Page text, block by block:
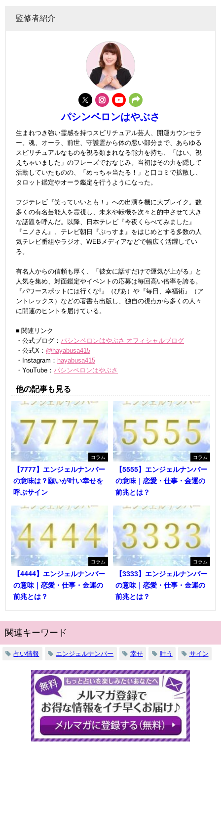
監修者紹介
パシンペロンはやぶさ
生まれつき強い霊感を持つスピリチュアル芸人、開運カウンセラ
ー。魂、オーラ、前世、守護霊から体の悪い部分まで、あらゆる
スピリチュアルなものを視る類まれなる能力を持ち、「はい、視
えちゃいました」のフレーズでおなじみ。当初はその力を隠して
活動していたものの、「めっちゃ当たる！」と口コミで拡散し、
タロット鑑定やオーラ鑑定を行うようになった。
フジテレビ『笑っていいとも！』への出演を機に大ブレイク。数
多くの有名芸能人を霊視し、未来や転機を次々と的中させて大き
な話題を呼んだ。以降、日本テレビ『今夜くらべてみました』
『ニノさん』、テレビ朝日『ぷっすま』をはじめとする多数の人
気テレビ番組やラジオ、WEBメディアなどで幅広く活躍してい
る。
有名人からの信頼も厚く、「彼女に話すだけで運気が上がる」と
人気を集め、対面鑑定やイベントの応募は毎回高い倍率を誇る。
『パワースポットには行くな!』（ぴあ）や『毎日、幸福術』（ア
ントレックス）などの著書も出版し、独自の視点から多くの人々
に開運のヒントを届けている。
■ 関連リンク
・公式ブログ： パシンペロンはやぶさ オフィシャルブログ
・公式X： @hayabusa415
・Instagram： hayabusa415
・YouTube： パシンペロンはやぶさ
他の記事も見る
コラム
【7777】エンジェルナンバー
の意味は？願いが叶い幸せを
呼ぶサイン
コラム
【5555】エンジェルナンバー
の意味｜恋愛・仕事・金運の
前兆とは？
コラム
【4444】エンジェルナンバー
の意味｜恋愛・仕事・金運の
前兆とは？
コラム
【3333】エンジェルナンバー
の意味｜恋愛・仕事・金運の
前兆とは？
関連キーワード
占い情報 エンジェルナンバー 幸せ 叶う サイン